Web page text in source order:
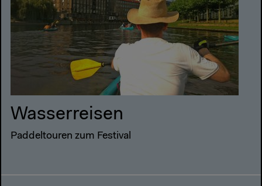
Wasserreisen
Paddeltouren zum Festival